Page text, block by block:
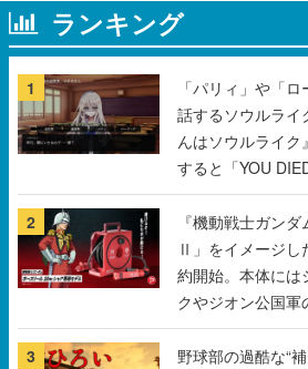
ランキング
1
「パリィ」や「
話するソウルライ
んはソウルライ
すると「YOU
2
『機動戦士ガン
Ⅱ」をイメージし
約開始。本体には
クやジオン公国軍
などを配置
3
野球部の過酷な“